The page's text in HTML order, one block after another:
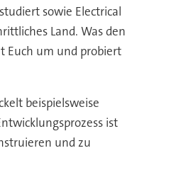
sowie Electrical
Land. Was den
Euch um und probiert
beispielsweise
ist
und zu